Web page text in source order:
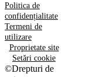
Politica de
confidențialitate
Termeni de
utilizare
Proprietate site
Setări cookie
©Drepturi de